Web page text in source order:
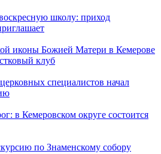
школу: приход
иконы Божией Матери в Кемерове
клуб
специалистов начал
в Кемеровском округе состоится
по Знаменскому собору